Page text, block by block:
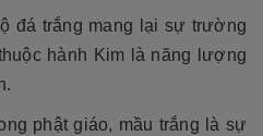
đá trắng mang lại sự trường
hành Kim là năng lượng
phật giáo, mầu trắng là sự